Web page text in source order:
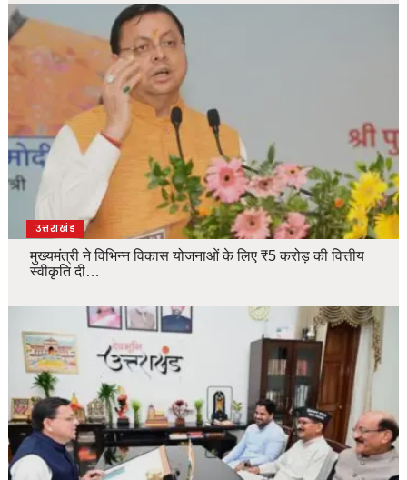
उत्तराखंड
मुख्यमंत्री ने विभिन्न विकास योजनाओं के लिए ₹5 करोड़ की वित्तीय
स्वीकृति दी…